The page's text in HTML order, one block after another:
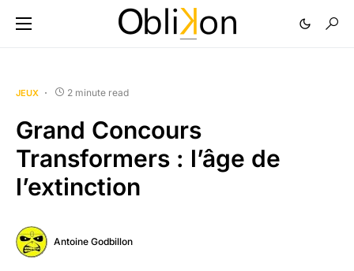
JEUX 2 minute read
Grand Concours
Transformers : l’âge de
l’extinction
Antoine Godbillon